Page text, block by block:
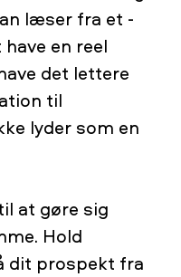
læser fra et -
en reel
det lettere
til
lyder som en
at gøre sig
Hold
dit prospekt fra